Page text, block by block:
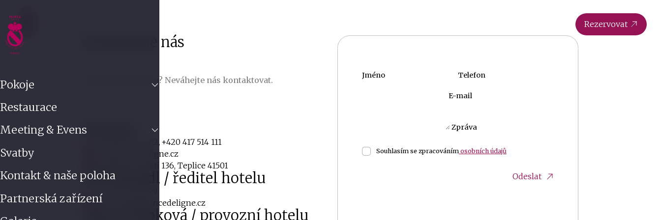
Rezervovat
Pokoje
Restaurace
Meeting & Evens
Svatby
Kontakt & naše poloha
Partnerská zařízení
Kontaktuje nás
Máte na nás otázku? Neváhejte nás kontaktovat.
Recepce
‍, +420 417 514 111
info@princedeligne.cz
Zámecké náměstí 136, Teplice 41501
Petr Brandl / ředitel hotelu
+420 602 178 899
petr.brandl@princedeligne.cz
Hana Zoubková / provozní hotelu
Jméno Telefon
E-mail
Zpráva
Souhlasím se zpracovánímosobních údajů
Odeslat